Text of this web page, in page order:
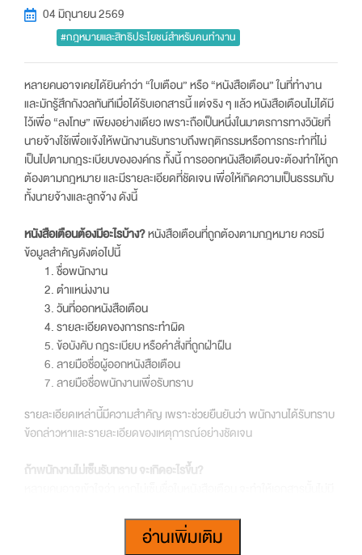
04 มิถุนายน 2569
#กฎหมายและสิทธิประโยชน์สำหรับคนทำงาน
หลายคนอาจเคยได้ยินคำว่า “ใบเตือน” หรือ “หนังสือเตือน” ในที่ทำงาน
และมักรู้สึกกังวลทันทีเมื่อได้รับเอกสารนี้ แต่จริง ๆ แล้ว หนังสือเตือนไม่ได้มี
ไว้เพื่อ “ลงโทษ” เพียงอย่างเดียว เพราะถือเป็นหนึ่งในมาตรการทางวินัยที่
นายจ้างใช้เพื่อแจ้งให้พนักงานรับทราบถึงพฤติกรรมหรือการกระทำที่ไม่
เป็นไปตามกฎระเบียบขององค์กร ทั้งนี้ การออกหนังสือเตือนจะต้องทำให้ถูก
ต้องตามกฎหมาย และมีรายละเอียดที่ชัดเจน เพื่อให้เกิดความเป็นธรรมกับ
ทั้งนายจ้างและลูกจ้าง ดังนี้
หนังสือเตือนต้องมีอะไรบ้าง?หนังสือเตือนที่ถูกต้องตามกฎหมาย ควรมี
ข้อมูลสำคัญดังต่อไปนี้
ชื่อพนักงาน
ตำแหน่งงาน
วันที่ออกหนังสือเตือน
รายละเอียดของการกระทำผิด
ข้อบังคับ กฎระเบียบ หรือคำสั่งที่ถูกฝ่าฝืน
ลายมือชื่อผู้ออกหนังสือเตือน
ลายมือชื่อพนักงานเพื่อรับทราบ
รายละเอียดเหล่านี้มีความสำคัญ เพราะช่วยยืนยันว่า พนักงานได้รับทราบ
ข้อกล่าวหาและรายละเอียดของเหตุการณ์อย่างชัดเจน
ถ้าพนักงานไม่เซ็นรับทราบ จะเกิดอะไรขึ้น?
ทราบ” ฝ่ายบุคคลหรือพยานสามารถลงนามแทน เพื่อยืนยันว่าได้มีการ
แจ้งข้อความในหนังสือเตือนให้พนักงานรับทราบแล้ว ดังนั้น การไม่เซ็นชื่อไม่
อ่านเพิ่มเติม